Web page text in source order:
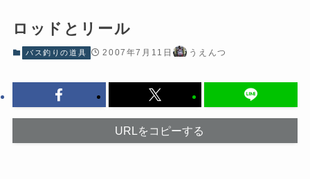
ロッドとリール
バス釣りの道具 2007年7月11日 うえんつ
URLをコピーする